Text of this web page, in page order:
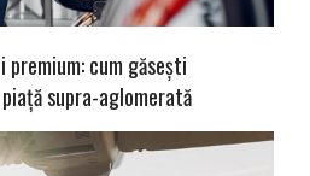
premium: cum găsești
supra-aglomerată